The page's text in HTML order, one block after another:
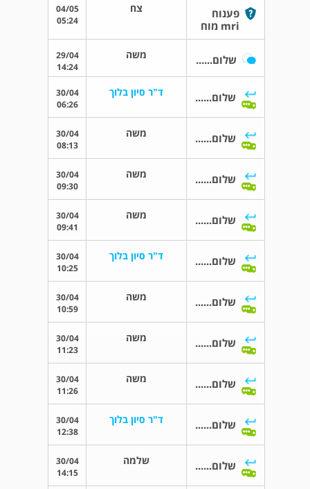
פענוח
mri מוח
צח
04/05
05:24
שלום...... משה
29/04
14:24
שלום...... ד"ר סיון בלוך
30/04
06:26
שלום...... משה
30/04
08:13
שלום...... משה
30/04
09:30
שלום...... משה
30/04
09:41
שלום...... ד"ר סיון בלוך
30/04
10:25
שלום...... משה
30/04
10:59
שלום...... משה
30/04
11:23
שלום...... משה
30/04
11:26
שלום...... ד"ר סיון בלוך
30/04
12:38
שלום...... שלמה
30/04
14:15